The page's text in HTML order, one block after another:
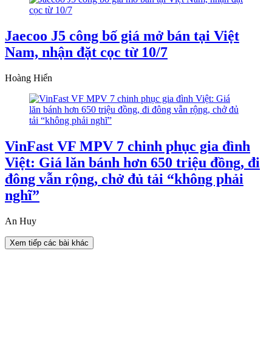
Jaecoo J5 công bố giá mở bán tại Việt
Nam, nhận đặt cọc từ 10/7
Hoàng Hiển
VinFast VF MPV 7 chinh phục gia đình
Việt: Giá lăn bánh hơn 650 triệu đồng, đi
đông vẫn rộng, chở đủ tải “không phải
nghĩ”
An Huy
Xem tiếp các bài khác